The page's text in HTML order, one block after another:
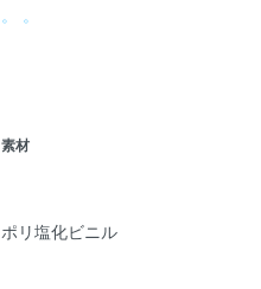
。 。
素材
ポリ塩化ビニル